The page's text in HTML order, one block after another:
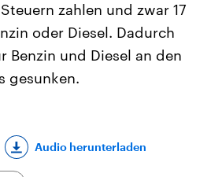
zahlen und zwar 17
oder Diesel. Dadurch
Benzin und Diesel an den
gesunken.
Audio herunterladen